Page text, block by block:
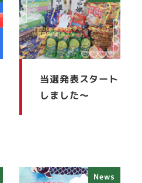
当選発表スタート
しました～
News